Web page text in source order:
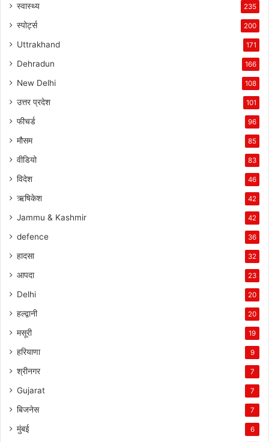
स्वास्थ्य 235
स्पोर्ट्स 200
Uttrakhand 171
Dehradun 166
New Delhi 108
उत्तर प्रदेश 101
फीचर्ड 96
मौसम 85
वीडियो 83
विदेश 46
ऋषिकेश 42
Jammu & Kashmir 42
defence 36
हादसा 32
आपदा 23
Delhi 20
हल्द्वानी 20
मसूरी 19
हरियाणा 9
श्रीनगर 7
Gujarat 7
बिजनेस 7
मुंबई 6